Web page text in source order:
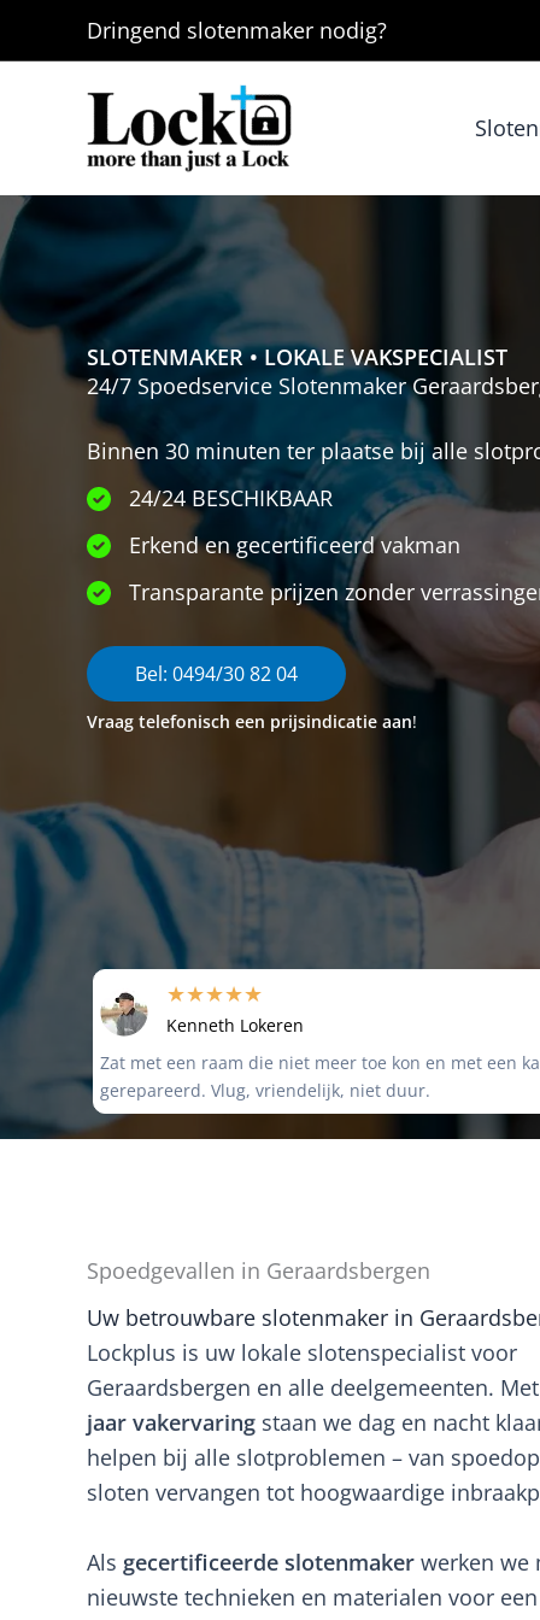
Dringend slotenmaker nodig?
SLOTENMAKER•LOKALE VAKSPECIALIST
24/7 Spoedservice Slotenmaker
Binnen 30 minuten ter plaatse bij alle
24/24 BESCHIKBAAR
Erkend en gecertificeerd vakman
Transparante prijzen zonder
Bel: 0494/30 82 04
Vraag telefonisch een prijsindicatie aan!
★★★★★
Kenneth Lokeren
Zat met een raam die niet meer toe kon en met een
gerepareerd. Vlug, vriendelijk, niet duur.
Spoedgevallen in Geraardsbergen
Uw betrouwbare slotenmaker in
Lockplus is uw lokale slotenspecialist voor
Geraardsbergen en alle deelgemeenten.
jaar vakervaring staan we dag en nacht
helpen bij alle slotproblemen – van
sloten vervangen tot hoogwaardige
Als gecertificeerde slotenmaker werken we
nieuwste technieken en materialen voor